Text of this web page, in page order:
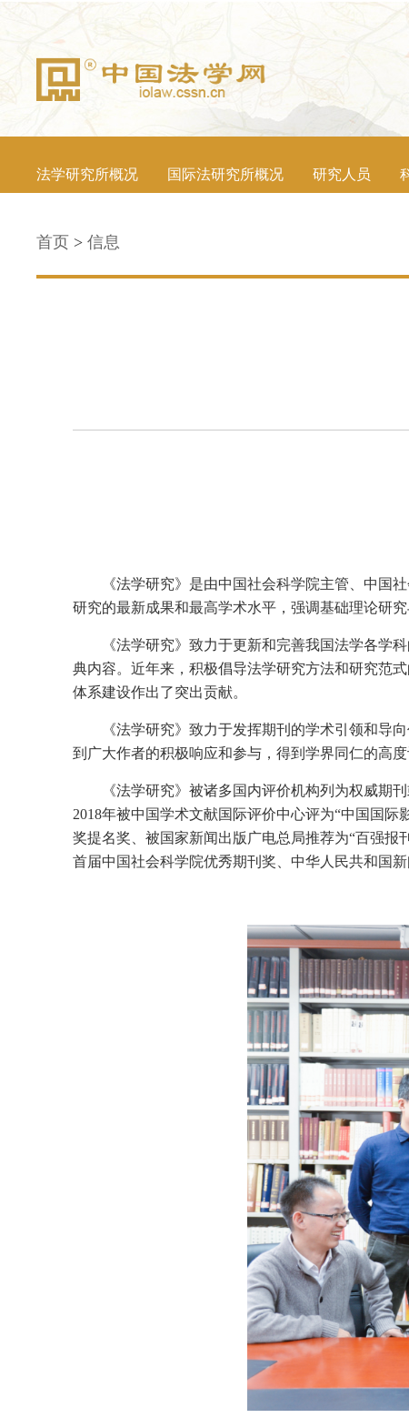
法学研究所概况 国际法研究所概况 研究人员
首页 > 信息
《法学研究》是由中国社会科学院主管、中国
研究的最新成果和最高学术水平，强调基础理论研
《法学研究》致力于更新和完善我国法学各学
典内容。近年来，积极倡导法学研究方法和研究范
体系建设作出了突出贡献。
《法学研究》致力于发挥期刊的学术引领和导
到广大作者的积极响应和参与，得到学界同仁的高
《法学研究》被诸多国内评价机构列为权威期
2018年被中国学术文献国际评价中心评为“中国国际
奖提名奖、被国家新闻出版广电总局推荐为“百强报
首届中国社会科学院优秀期刊奖、中华人民共和国